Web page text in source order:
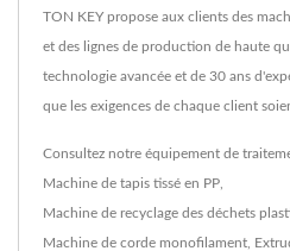
TON KEY propose aux clients des
et des lignes de production de haute
technologie avancée et de 30 ans
que les exigences de chaque client
Consultez notre équipement de
Machine de tapis tissé en PP
Machine de recyclage des déchets
Machine de corde monofilament